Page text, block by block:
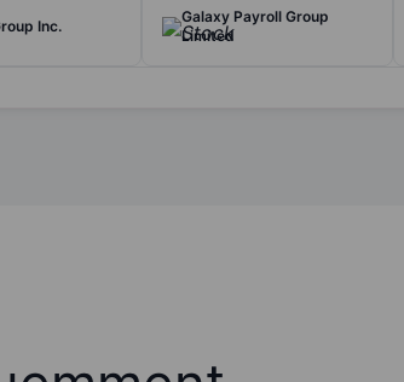
Inc.
Galaxy Payroll Group
Limited